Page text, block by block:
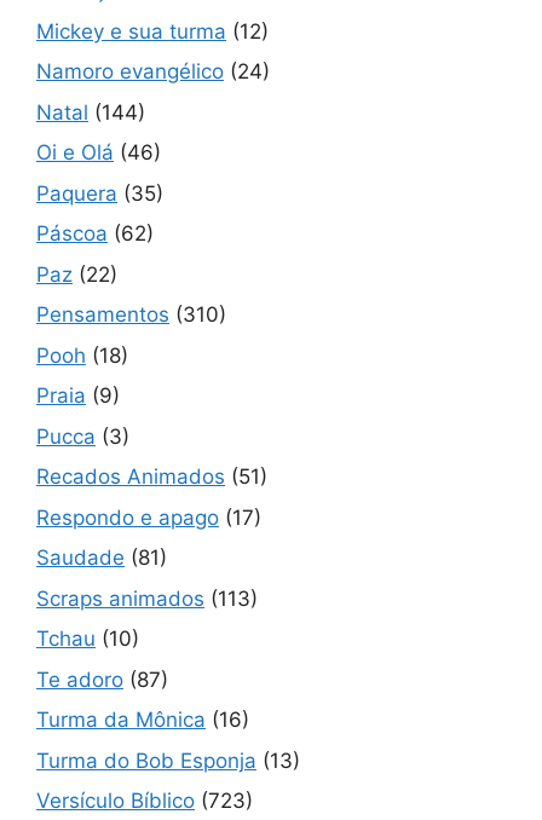
Mickey e sua turma (12)
Namoro evangélico (24)
Natal (144)
Oi e Olá (46)
Paquera (35)
Páscoa (62)
Paz (22)
Pensamentos (310)
Pooh (18)
Praia (9)
Pucca (3)
Recados Animados (51)
Respondo e apago (17)
Saudade (81)
Scraps animados (113)
Tchau (10)
Te adoro (87)
Turma da Mônica (16)
Turma do Bob Esponja (13)
Versículo Bíblico (723)